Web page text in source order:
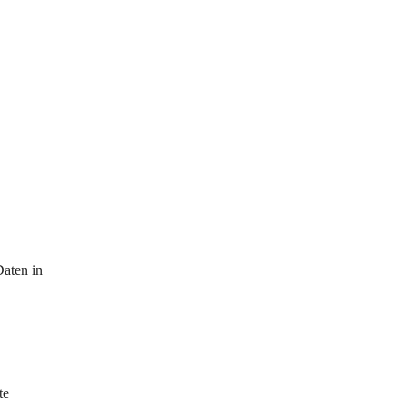
in